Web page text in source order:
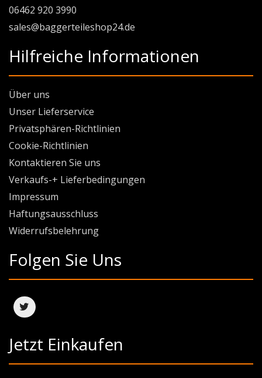
06462 920 3990
sales@baggerteileshop24.de
Hilfreiche Informationen
Über uns
Unser Lieferservice
Privatsphären-Richtlinien
Cookie-Richtlinien
Kontaktieren Sie uns
Verkaufs-+ Lieferbedingungen
Impressum
Haftungsausschluss
Widerrufsbelehrung
Folgen Sie Uns
Jetzt Einkaufen